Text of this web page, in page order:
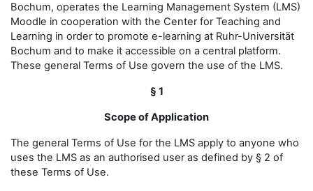
Bochum, operates the Learning Management System (LMS)
Moodle in cooperation with the Center for Teaching and
Learning in order to promote e-learning at Ruhr-Universität
Bochum and to make it accessible on a central platform.
These general Terms of Use govern the use of the LMS.
§ 1
Scope of Application
The general Terms of Use for the LMS apply to anyone who
uses the LMS as an authorised user as defined by § 2 of
these Terms of Use.